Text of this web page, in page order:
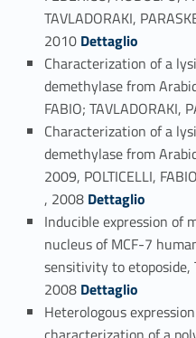
TAVLADORAKI,
2010 Link identifier #identifier_person_21300-29
Dettaglio
Characterization of a
demethylase from
FABIO; TAVLADORAKI,
Characterization of a
demethylase from
2009, POLTICELLI,
, 2008 Link identifier #identifier_person_10945-31
Dettaglio
Inducible expression of
nucleus of MCF-7
sensitivity to etoposide,
2008 Link identifier #identifier_person_172123-32
Dettaglio
Heterologous